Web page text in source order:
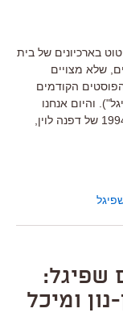
בארכיונים של בית
שלא מצויים
הקודמים
והיום אנחנו
חוזרים למחזור השני של בית הספר ולסרטה מ-1994 של דפנה לוין,
שפיגל:
ומיכל